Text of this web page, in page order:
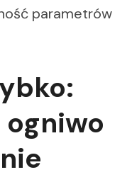
parametrów